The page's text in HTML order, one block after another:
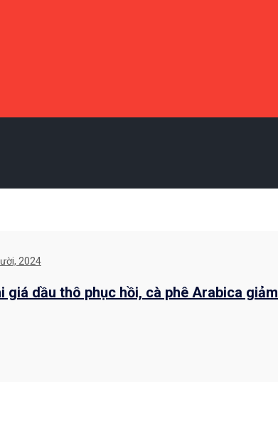
2024
dầu thô phục hồi, cà phê Arabica giảm